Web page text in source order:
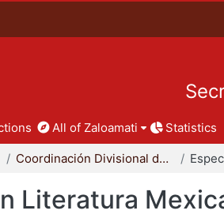
All of Zaloamati Statistics
Coordinación Divisional de Posgrado
Literatura